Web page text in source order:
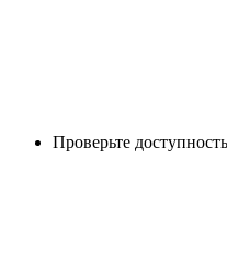
Проверьте